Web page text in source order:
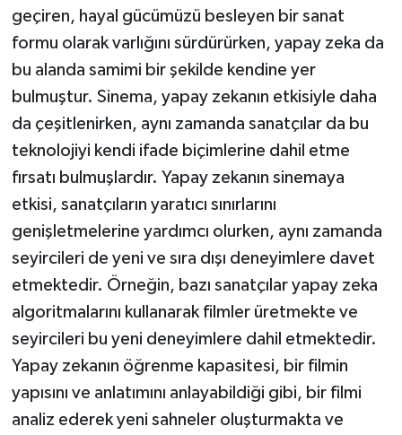
geçiren, hayal gücümüzü besleyen bir sanat
formu olarak varlığını sürdürürken, yapay zeka da
bu alanda samimi bir şekilde kendine yer
bulmuştur. Sinema, yapay zekanın etkisiyle daha
da çeşitlenirken, aynı zamanda sanatçılar da bu
teknolojiyi kendi ifade biçimlerine dahil etme
fırsatı bulmuşlardır. Yapay zekanın sinemaya
etkisi, sanatçıların yaratıcı sınırlarını
genişletmelerine yardımcı olurken, aynı zamanda
seyircileri de yeni ve sıra dışı deneyimlere davet
etmektedir. Örneğin, bazı sanatçılar yapay zeka
algoritmalarını kullanarak filmler üretmekte ve
seyircileri bu yeni deneyimlere dahil etmektedir.
Yapay zekanın öğrenme kapasitesi, bir filmin
yapısını ve anlatımını anlayabildiği gibi, bir filmi
analiz ederek yeni sahneler oluşturmakta ve